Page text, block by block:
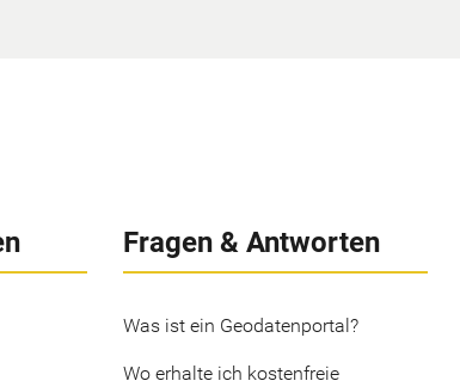
Fragen & Antworten
Was ist ein Geodatenportal?
Wo erhalte ich kostenfreie